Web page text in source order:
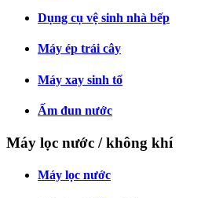
Dụng cụ vệ sinh nhà bếp
Máy ép trái cây
Máy xay sinh tố
Ấm đun nước
Máy lọc nước / không khí
Máy lọc nước